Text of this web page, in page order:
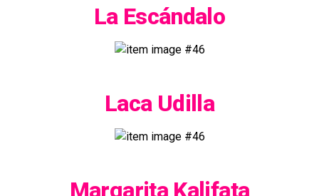
La Escándalo
Laca Udilla
Margarita Kalifata